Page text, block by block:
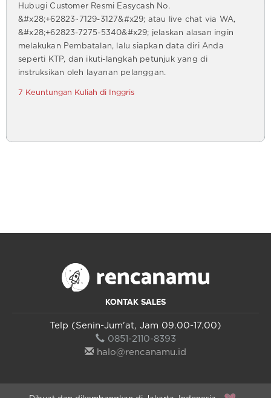
Hubugi Customer Resmi Easycash No.
&#x28;+62823~7129-3127&#x29; atau live chat via WA,
&#x28;+62823-7275-5340&#x29; jelaskan alasan ingin
melakukan Pembatalan, lalu siapkan data diri Anda
seperti KTP, dan ikuti-langkah petunjuk yang di
instruksikan oleh layanan pelanggan.
7 Keuntungan Kuliah di Inggris
KONTAK SALES
Telp (Senin-Jum'at, Jam 09.00-17.00)
0851-2110-8393
halo@rencanamu.id